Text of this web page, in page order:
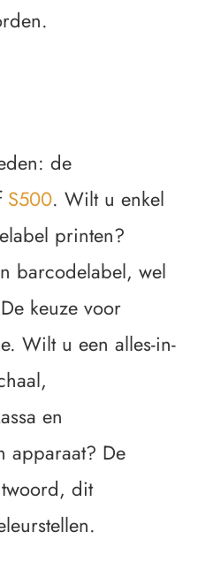
de
S500. Wilt u enkel
printen?
barcodelabel, wel
keuze voor
Wilt u een alles-in-
en
apparaat? De
dit